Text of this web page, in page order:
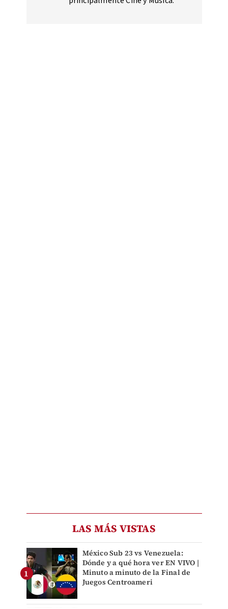
LAS MÁS VISTAS
México Sub 23 vs Venezuela:
Dónde y a qué hora ver EN VIVO |
Minuto a minuto de la Final de
Juegos Centroameri